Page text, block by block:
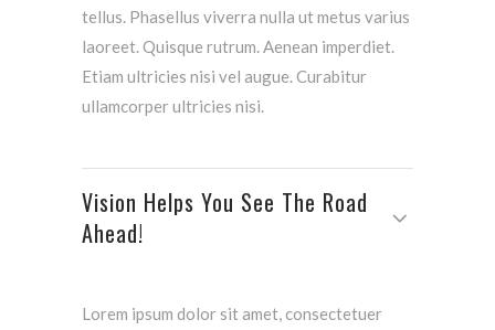
tellus. Phasellus viverra nulla ut metus varius
laoreet. Quisque rutrum. Aenean imperdiet.
Etiam ultricies nisi vel augue. Curabitur
ullamcorper ultricies nisi.
Vision Helps You See The Road
Ahead!
Lorem ipsum dolor sit amet, consectetuer